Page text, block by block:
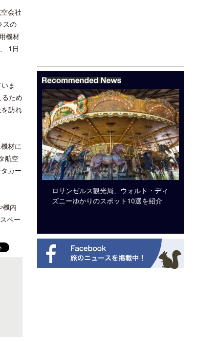
会社
スの
機材
1日
ま
ため
訪れ
材に
航空
カー
機内
ペー
ロサンゼルス観光局、ウォルト・ディ
ズニーゆかりのスポット10選を紹介